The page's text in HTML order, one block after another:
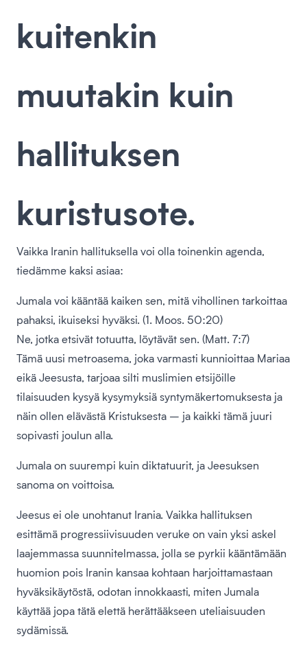
kuitenkin
muutakin kuin
hallituksen
kuristusote.
Vaikka Iranin hallituksella voi olla toinenkin agenda,
tiedämme kaksi asiaa:
Jumala voi kääntää kaiken sen, mitä vihollinen tarkoittaa
pahaksi, ikuiseksi hyväksi. (1. Moos. 50:20)
Ne, jotka etsivät totuutta, löytävät sen. (Matt. 7:7)
Tämä uusi metroasema, joka varmasti kunnioittaa Mariaa
eikä Jeesusta, tarjoaa silti muslimien etsijöille
tilaisuuden kysyä kysymyksiä syntymäkertomuksesta ja
näin ollen elävästä Kristuksesta – ja kaikki tämä juuri
sopivasti joulun alla.
Jumala on suurempi kuin diktatuurit, ja Jeesuksen
sanoma on voittoisa.
Jeesus ei ole unohtanut Irania. Vaikka hallituksen
esittämä progressiivisuuden veruke on vain yksi askel
laajemmassa suunnitelmassa, jolla se pyrkii kääntämään
huomion pois Iranin kansaa kohtaan harjoittamastaan
hyväksikäytöstä, odotan innokkaasti, miten Jumala
käyttää jopa tätä elettä herättääkseen uteliaisuuden
sydämissä.